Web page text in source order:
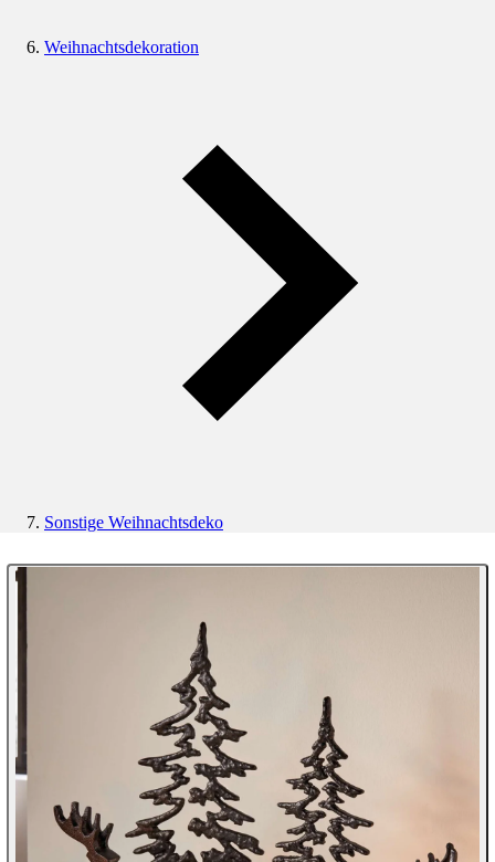
Weihnachtsdekoration
Sonstige Weihnachtsdeko